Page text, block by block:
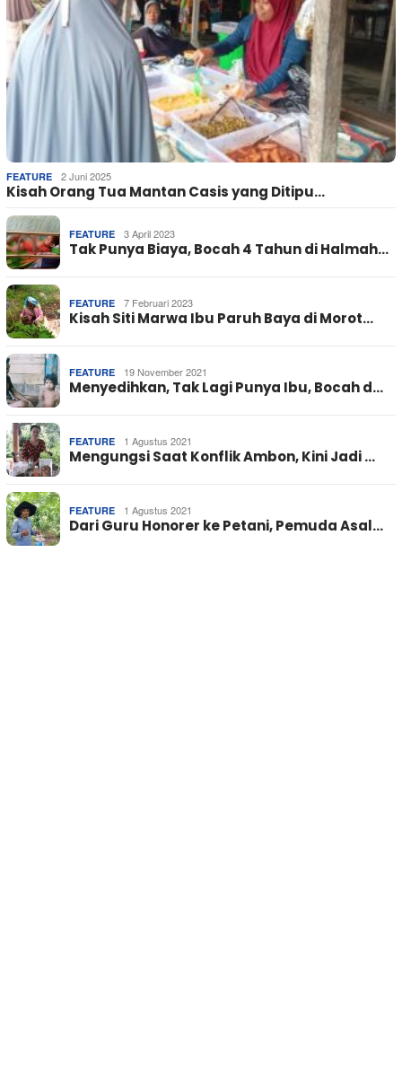
FEATURE 2 Juni 2025
Kisah Orang Tua Mantan Casis yang Ditipu…
FEATURE 3 April 2023
Tak Punya Biaya, Bocah 4 Tahun di Halmah…
FEATURE 7 Februari 2023
Kisah Siti Marwa Ibu Paruh Baya di Morot…
FEATURE 19 November 2021
Menyedihkan, Tak Lagi Punya Ibu, Bocah d…
FEATURE 1 Agustus 2021
Mengungsi Saat Konflik Ambon, Kini Jadi …
FEATURE 1 Agustus 2021
Dari Guru Honorer ke Petani, Pemuda Asal…